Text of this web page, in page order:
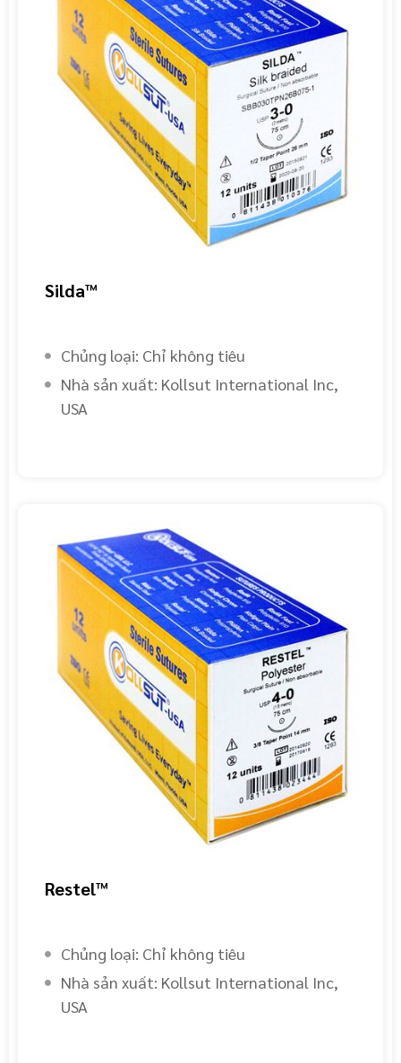
Silda™
Chủng loại: Chỉ không tiêu
Nhà sản xuất: Kollsut International Inc,
USA
Restel™
Chủng loại: Chỉ không tiêu
Nhà sản xuất: Kollsut International Inc,
USA